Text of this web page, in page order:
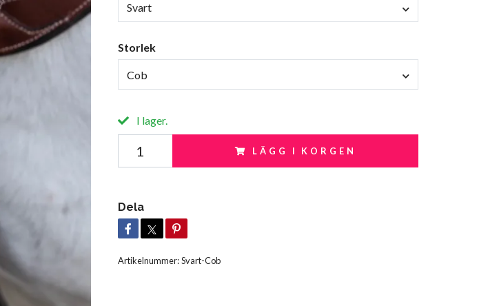
Svart
Storlek
Cob
I lager.
LÄGG I KORGEN
Dela
Artikelnummer:Svart-Cob